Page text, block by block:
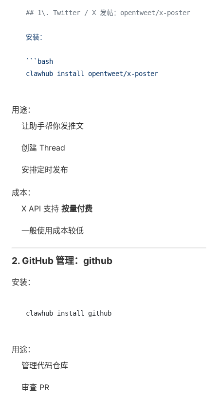
## 1\. Twitter / X 发帖：opentweet/x-poster
安装：
```bash
clawhub install opentweet/x-poster
用途：
让助手帮你发推文
创建 Thread
安排定时发布
成本：
X API 支持 按量付费
一般使用成本较低
2. GitHub 管理：github
安装：
用途：
管理代码仓库
审查 PR